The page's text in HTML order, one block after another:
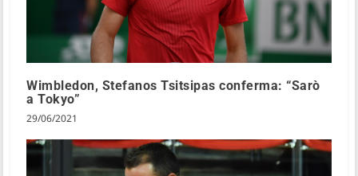
Wimbledon, Stefanos Tsitsipas conferma: “Sarò
a Tokyo”
29/06/2021